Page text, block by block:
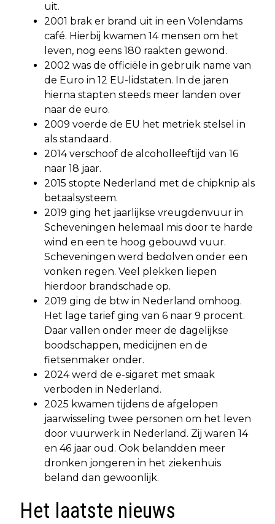
uit.
2001 brak er brand uit in een Volendams
café. Hierbij kwamen 14 mensen om het
leven, nog eens 180 raakten gewond.
2002 was de officiële in gebruik name van
de Euro in 12 EU-lidstaten. In de jaren
hierna stapten steeds meer landen over
naar de euro.
2009 voerde de EU het metriek stelsel in
als standaard.
2014 verschoof de alcoholleeftijd van 16
naar 18 jaar.
2015 stopte Nederland met de chipknip als
betaalsysteem.
2019 ging het jaarlijkse vreugdenvuur in
Scheveningen helemaal mis door te harde
wind en een te hoog gebouwd vuur.
Scheveningen werd bedolven onder een
vonken regen. Veel plekken liepen
hierdoor brandschade op.
2019 ging de btw in Nederland omhoog.
Het lage tarief ging van 6 naar 9 procent.
Daar vallen onder meer de dagelijkse
boodschappen, medicijnen en de
fietsenmaker onder.
2024 werd de e-sigaret met smaak
verboden in Nederland.
2025 kwamen tijdens de afgelopen
jaarwisseling twee personen om het leven
door vuurwerk in Nederland. Zij waren 14
en 46 jaar oud. Ook belandden meer
dronken jongeren in het ziekenhuis
beland dan gewoonlijk.
Het laatste nieuws